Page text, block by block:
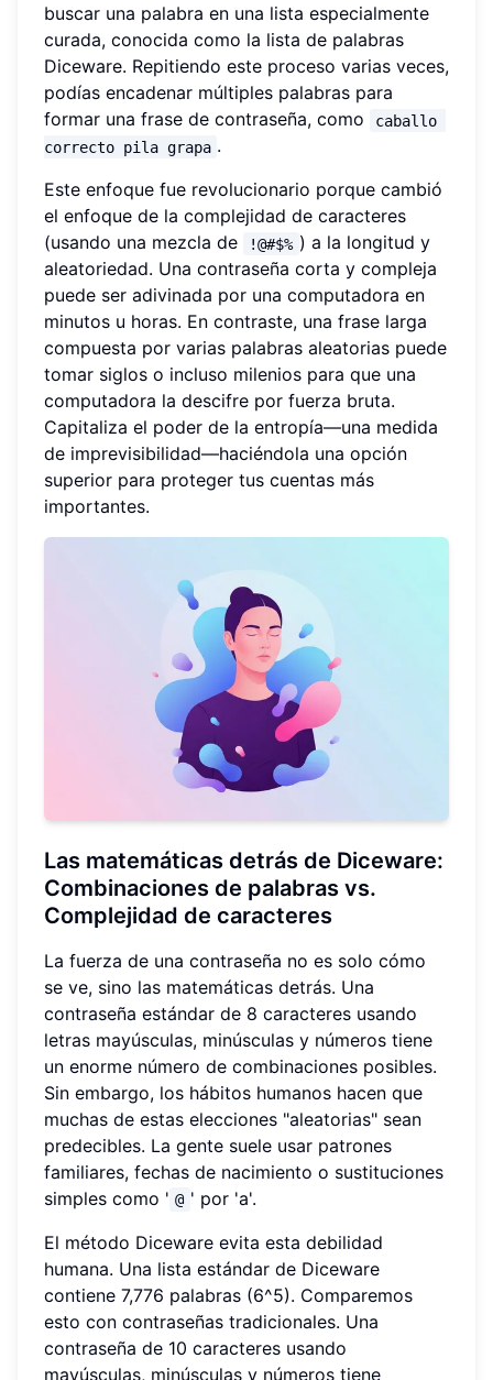
buscar una palabra en una lista especialmente
curada, conocida como la lista de palabras
Diceware. Repitiendo este proceso varias veces,
podías encadenar múltiples palabras para
formar una frase de contraseña, como
caballo
correcto pila grapa .
Este enfoque fue revolucionario porque cambió
el enfoque de la complejidad de caracteres
(usando una mezcla de
!@#$% ) a la longitud y
aleatoriedad. Una contraseña corta y compleja
puede ser adivinada por una computadora en
minutos u horas. En contraste, una frase larga
compuesta por varias palabras aleatorias puede
tomar siglos o incluso milenios para que una
computadora la descifre por fuerza bruta.
Capitaliza el poder de la entropía—una medida
de imprevisibilidad—haciéndola una opción
superior para proteger tus cuentas más
importantes.
Las matemáticas detrás de Diceware:
Combinaciones de palabras vs.
Complejidad de caracteres
La fuerza de una contraseña no es solo cómo
se ve, sino las matemáticas detrás. Una
contraseña estándar de 8 caracteres usando
letras mayúsculas, minúsculas y números tiene
un enorme número de combinaciones posibles.
Sin embargo, los hábitos humanos hacen que
muchas de estas elecciones "aleatorias" sean
predecibles. La gente suele usar patrones
familiares, fechas de nacimiento o sustituciones
simples como ' @ ' por 'a'.
El método Diceware evita esta debilidad
humana. Una lista estándar de Diceware
contiene 7,776 palabras (6^5). Comparemos
esto con contraseñas tradicionales. Una
contraseña de 10 caracteres usando
mayúsculas, minúsculas y números tiene